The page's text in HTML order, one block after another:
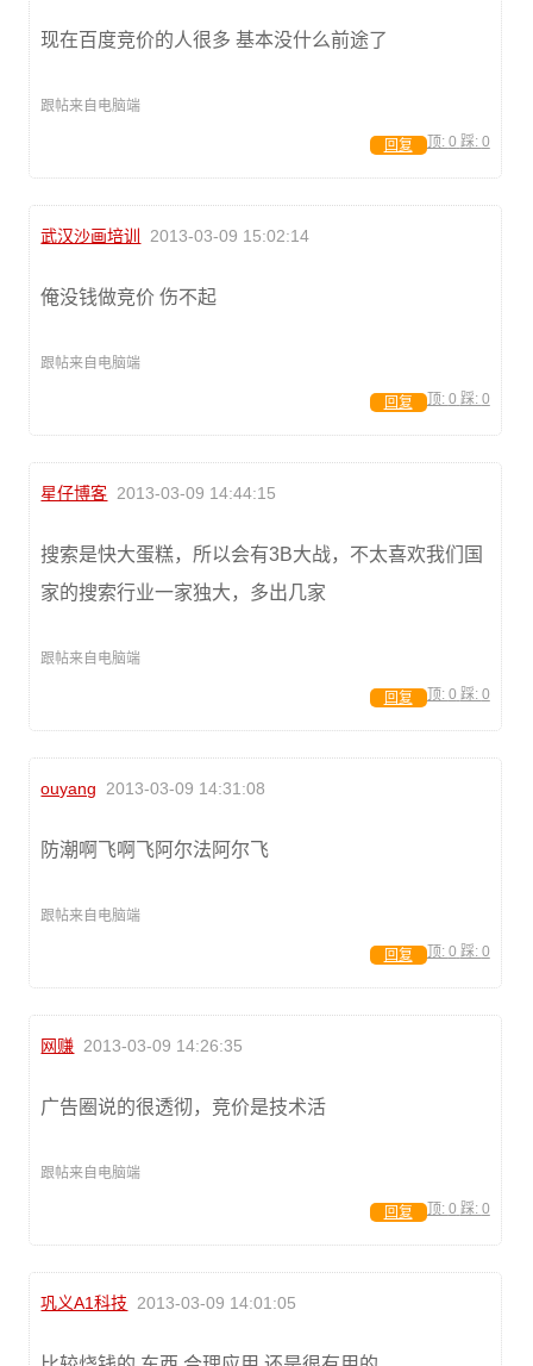
现在百度竞价的人很多 基本没什么前途了
跟帖来自电脑端
顶: 0 踩: 0
回复
武汉沙画培训 2013-03-09 15:02:14
俺没钱做竞价 伤不起
跟帖来自电脑端
顶: 0 踩: 0
回复
星仔博客 2013-03-09 14:44:15
搜索是快大蛋糕，所以会有3B大战，不太喜欢我们国
家的搜索行业一家独大，多出几家
跟帖来自电脑端
顶: 0 踩: 0
回复
ouyang 2013-03-09 14:31:08
防潮啊飞啊飞阿尔法阿尔飞
跟帖来自电脑端
顶: 0 踩: 0
回复
网赚 2013-03-09 14:26:35
广告圈说的很透彻，竞价是技术活
跟帖来自电脑端
顶: 0 踩: 0
回复
巩义A1科技 2013-03-09 14:01:05